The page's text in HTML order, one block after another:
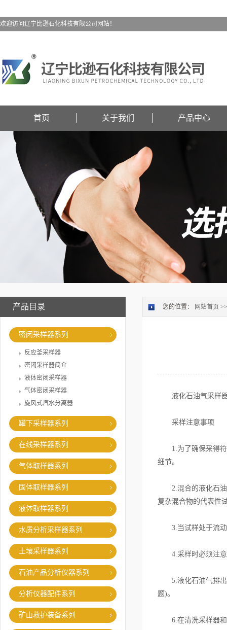
欢迎访问辽宁比逊石化科技有限公司网站！
首页 关于我们 产品中心
产品目录
密闭采样器系列
反应釜采样器
密闭采样器简介
液体密闭采样器
气体密闭采样器
旋风式汽水分离器
罐下采样器系列
在线采样器系列
气体取样器系列
固体取样器系列
液体取样器系列
水质分析采样器系列
土壤采样器系列
石油产品分析仪器系列
分析仪器配件系列
矿山救护装备系列
您的位置： 网站首页
液化石油气采样器
采样注意事项
1.为了确保采得符
细节。
2.混合的液化石油
复杂混合物的代表性
3.当试样处于流动
4.采样时必须注意
5.液化石油气排出
题)。
6.在清洗采样器和